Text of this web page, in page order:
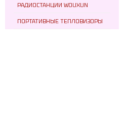
РАДИОСТАНЦИИ WOUXUN
ПОРТАТИВНЫЕ ТЕПЛОВИЗОРЫ